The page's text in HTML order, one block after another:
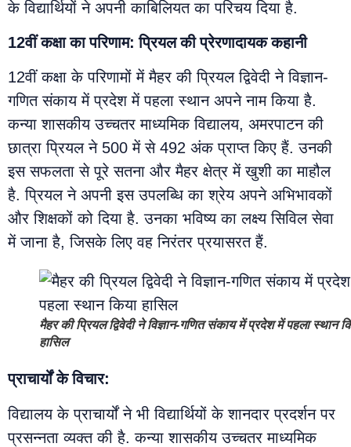
के विद्यार्थियों ने अपनी काबिलियत का परिचय दिया है.
12वीं कक्षा का परिणाम: प्रियल की प्रेरणादायक कहानी
12वीं कक्षा के परिणामों में मैहर की प्रियल द्विवेदी ने विज्ञान-
गणित संकाय में प्रदेश में पहला स्थान अपने नाम किया है.
कन्या शासकीय उच्चतर माध्यमिक विद्यालय, अमरपाटन की
छात्रा प्रियल ने 500 में से 492 अंक प्राप्त किए हैं. उनकी
इस सफलता से पूरे सतना और मैहर क्षेत्र में खुशी का माहौल
है. प्रियल ने अपनी इस उपलब्धि का श्रेय अपने अभिभावकों
और शिक्षकों को दिया है. उनका भविष्य का लक्ष्य सिविल सेवा
में जाना है, जिसके लिए वह निरंतर प्रयासरत हैं.
मैहर की प्रियल द्विवेदी ने विज्ञान-गणित संकाय में प्रदेश में पहला स्थान
हासिल
प्राचार्यों के विचार:
विद्यालय के प्राचार्यों ने भी विद्यार्थियों के शानदार प्रदर्शन पर
प्रसन्नता व्यक्त की है. कन्या शासकीय उच्चतर माध्यमिक